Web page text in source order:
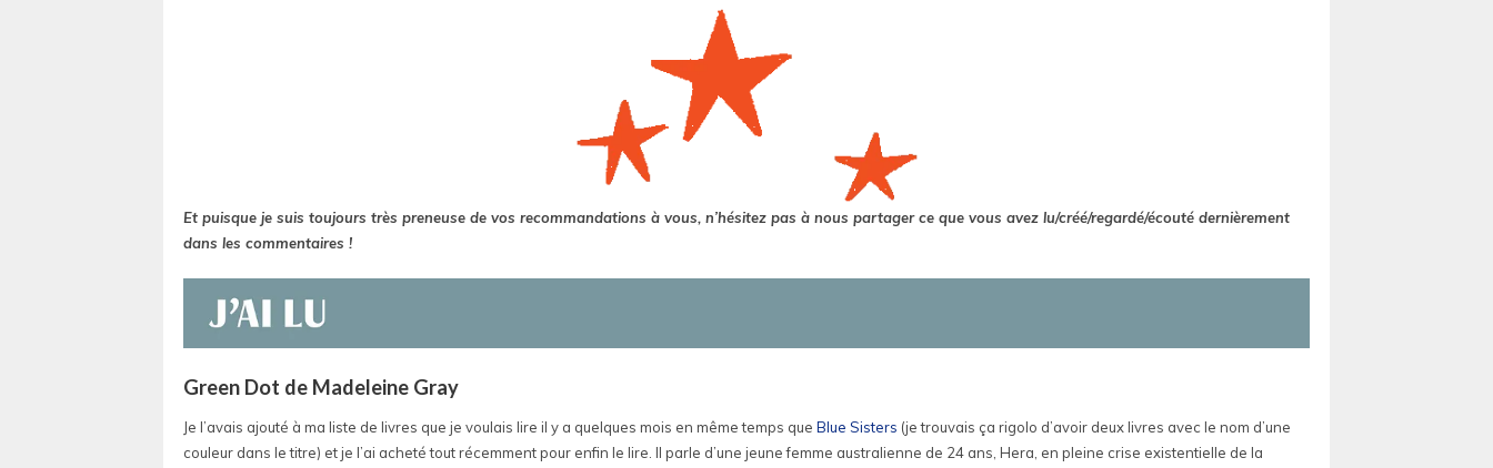
Et puisque je suis toujours très preneuse de vos recommandations à vous, n’hésitez pas à nous partager ce que vous avez lu/créé/regardé/écouté dernièrement
dans les commentaires !
Green Dot de Madeleine Gray
Je l’avais ajouté à ma liste de livres que je voulais lire il y a quelques mois en même temps que Blue Sisters (je trouvais ça rigolo d’avoir deux livres avec le nom d’une
couleur dans le titre) et je l’ai acheté tout récemment pour enfin le lire. Il parle d’une jeune femme australienne de 24 ans, Hera, en pleine crise existentielle de la